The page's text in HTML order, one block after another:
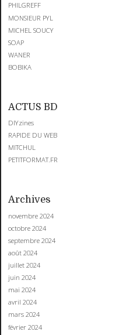
PHILGREFF
MONSIEUR PYL
MICHEL SOUCY
SOAP
WANER
BOBIKA
ACTUS BD
DIYzines
RAPIDE DU WEB
MITCHUL
PETITFORMAT.FR
Archives
novembre 2024
octobre 2024
septembre 2024
août 2024
juillet 2024
juin 2024
mai 2024
avril 2024
mars 2024
février 2024